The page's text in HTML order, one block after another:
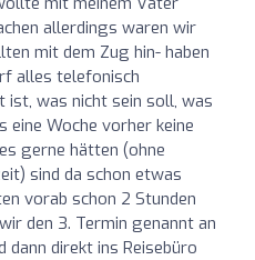
allerdings waren wir
mit dem Zug hin- haben
alles telefonisch
ist, was nicht sein soll, was
eine Woche vorher keine
gerne hätten (ohne
sind da schon etwas
vorab schon 2 Stunden
den 3. Termin genannt an
dann direkt ins Reisebüro